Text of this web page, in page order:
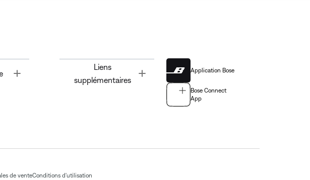
Toggle
Liens
supplémentaires
Application Bose
Bose Connect
App
de venteConditions d'utilisation